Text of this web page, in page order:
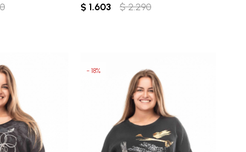
$ 1.603 $ 2.290
18